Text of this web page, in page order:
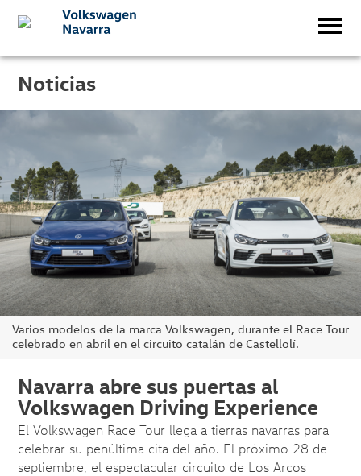
Noticias
Varios modelos de la marca Volkswagen, durante el Race Tour
celebrado en abril en el circuito catalán de Castellolí.
Navarra abre sus puertas al
Volkswagen Driving Experience
El Volkswagen Race Tour llega a tierras navarras para
celebrar su penúltima cita del año. El próximo 28 de
septiembre, el espectacular circuito de Los Arcos